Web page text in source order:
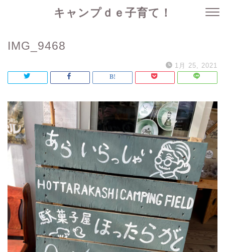
キャンプｄｅ子育て！
IMG_9468
1月 25, 2021